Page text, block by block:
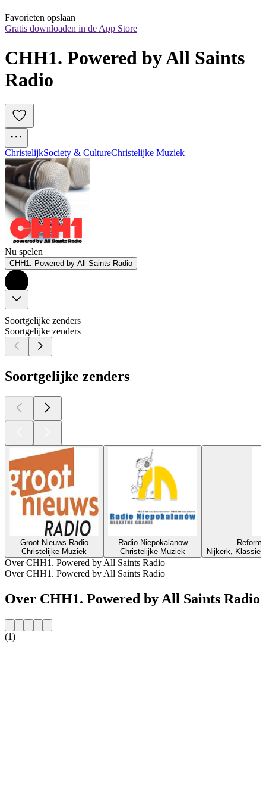
Favorieten opslaan
Gratis downloaden in de App Store
CHH1. Powered by All Saints
Radio
ChristelijkSociety & CultureChristelijke Muziek
Nu spelen
CHH1. Powered by All Saints Radio
Soortgelijke zenders
Soortgelijke zenders
Soortgelijke zenders
Groot Nieuws Radio
Christelijke Muziek
Radio Niepokalanow
Christelijke Muziek
Nijkerk,
Over CHH1. Powered by All Saints Radio
Over CHH1. Powered by All Saints Radio
Over CHH1. Powered by All Saints Radio
(1)